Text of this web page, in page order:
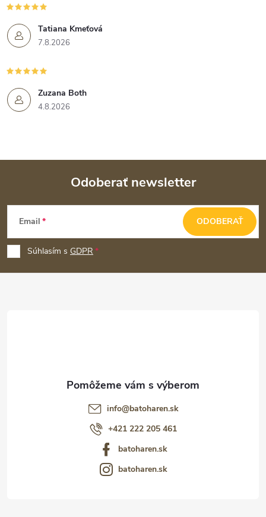
Tatiana Kmeťová
7.8.2026
Zuzana Both
4.8.2026
Z
á
p
ä
Odoberať newsletter
Email
Súhlasím s GDPR
ODOBERAŤ
info@batoharen.sk
+421 222 205 461
batoharen.sk
batoharen.sk